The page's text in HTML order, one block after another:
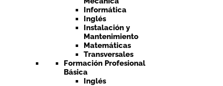
Informática
Inglés
Instalación y
Mantenimiento
Matemáticas
Transversales
Formación Profesional
Básica
Inglés